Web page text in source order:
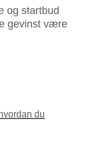
og startbud
gevinst være
du